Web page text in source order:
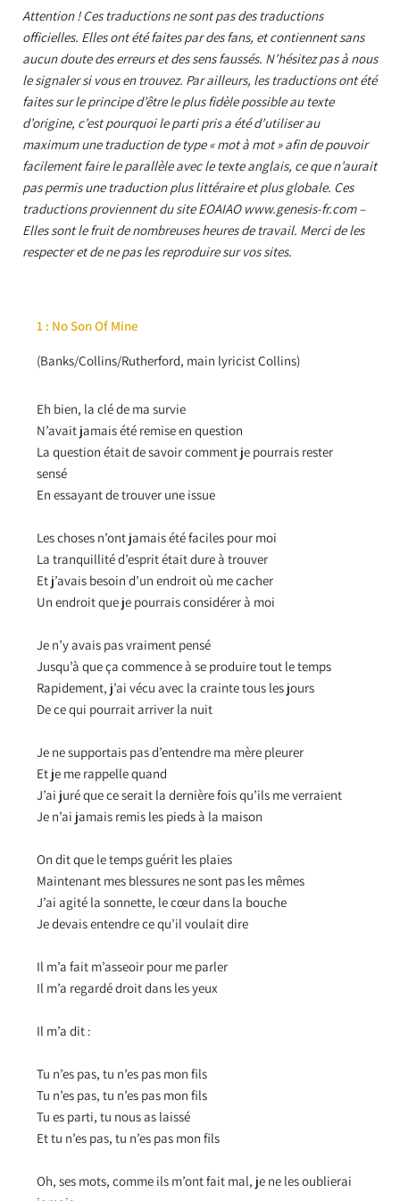
Attention ! Ces traductions ne sont pas des traductions
officielles. Elles ont été faites par des fans, et contiennent sans
aucun doute des erreurs et des sens faussés. N’hésitez pas à nous
le signaler si vous en trouvez. Par ailleurs, les traductions ont été
faites sur le principe d’être le plus fidèle possible au texte
d’origine, c’est pourquoi le parti pris a été d’utiliser au
maximum une traduction de type « mot à mot » afin de pouvoir
facilement faire le parallèle avec le texte anglais, ce que n’aurait
pas permis une traduction plus littéraire et plus globale. Ces
traductions proviennent du site EOAIAO www.genesis-fr.com –
Elles sont le fruit de nombreuses heures de travail. Merci de les
respecter et de ne pas les reproduire sur vos sites.
1 : No Son Of Mine
(Banks/Collins/Rutherford, main lyricist Collins)
Eh bien, la clé de ma survie
N’avait jamais été remise en question
La question était de savoir comment je pourrais rester
sensé
En essayant de trouver une issue
Les choses n’ont jamais été faciles pour moi
La tranquillité d’esprit était dure à trouver
Et j’avais besoin d’un endroit où me cacher
Un endroit que je pourrais considérer à moi
Je n’y avais pas vraiment pensé
Jusqu’à que ça commence à se produire tout le temps
Rapidement, j’ai vécu avec la crainte tous les jours
De ce qui pourrait arriver la nuit
Je ne supportais pas d’entendre ma mère pleurer
Et je me rappelle quand
J’ai juré que ce serait la dernière fois qu’ils me verraient
Je n’ai jamais remis les pieds à la maison
On dit que le temps guérit les plaies
Maintenant mes blessures ne sont pas les mêmes
J’ai agité la sonnette, le cœur dans la bouche
Je devais entendre ce qu’il voulait dire
Il m’a fait m’asseoir pour me parler
Il m’a regardé droit dans les yeux
Il m’a dit :
Tu n’es pas, tu n’es pas mon fils
Tu n’es pas, tu n’es pas mon fils
Tu es parti, tu nous as laissé
Et tu n’es pas, tu n’es pas mon fils
Oh, ses mots, comme ils m’ont fait mal, je ne les oublierai